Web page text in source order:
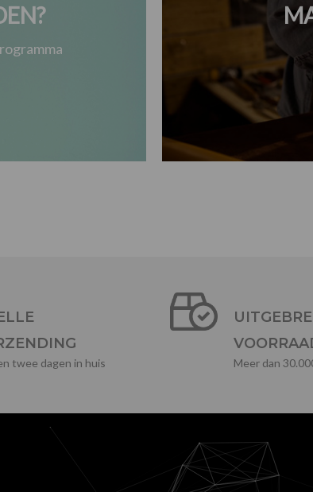
twee dagen in huis Meer dan